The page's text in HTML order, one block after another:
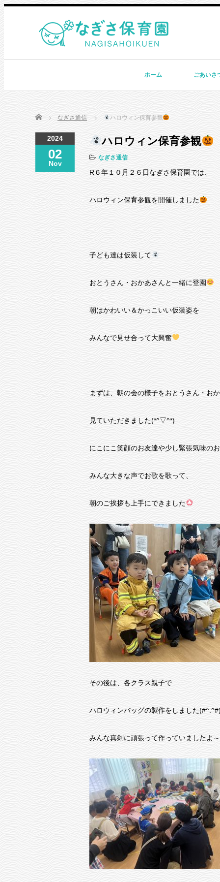
ホーム ごあいさ
Home なぎさ通信 ハロウィン保育参観
2024
02
Nov
ハロウィン保育参観
なぎさ通信
R６年１０月２６日なぎさ保育園では、
ハロウィン保育参観を開催しました
子ども達は仮装して
おとうさん・おかあさんと一緒に登園
朝はかわいい＆かっこいい仮装姿を
みんなで見せ合って大興奮
まずは、朝の会の様子をおとうさん・お
見ていただきました(*^▽^*)
にこにこ笑顔のお友達や少し緊張気味の
みんな大きな声でお歌を歌って、
朝のご挨拶も上手にできました
その後は、各クラス親子で
ハロウィンバッグの製作をしました
みんな真剣に頑張って作っていましたよ～